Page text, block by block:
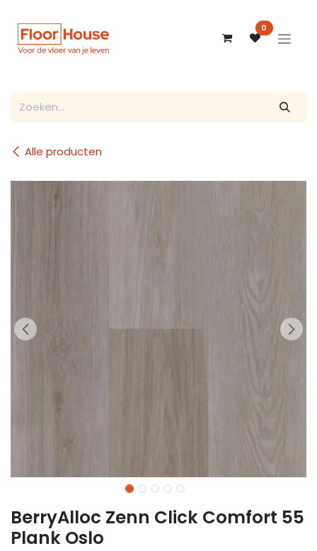
0
Alle producten
BerryAlloc Zenn Click Comfort 55
Plank Oslo